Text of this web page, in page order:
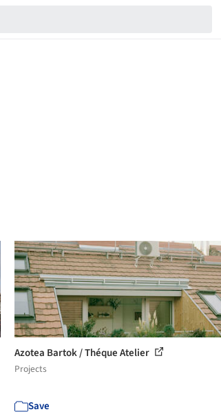
Azotea Bartok / Théque Atelier
Projects
Save